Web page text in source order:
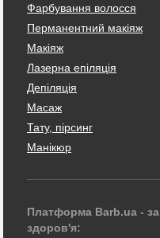
Фарбування волосся
Перманентний макіяж
Макіяж
Лазерна епіляція
Депіляція
Масаж
Тату, пірсинг
Манікюр
Платформа Barb.ua -
здоров'я: